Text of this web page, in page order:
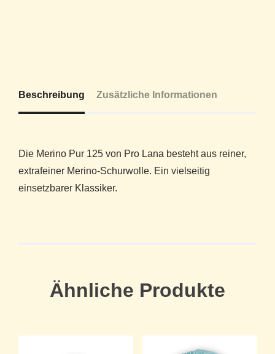
Beschreibung Zusätzliche Informationen
Die Merino Pur 125 von Pro Lana besteht aus reiner,
extrafeiner Merino-Schurwolle. Ein vielseitig
einsetzbarer Klassiker.
Ähnliche Produkte